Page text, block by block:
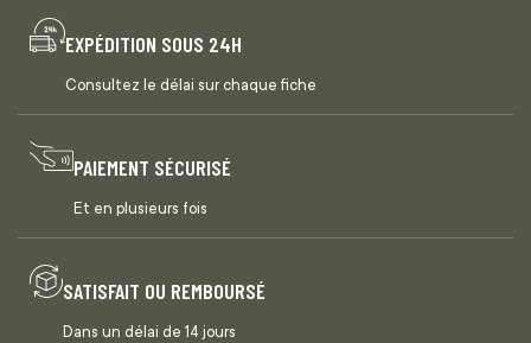
EXPÉDITION SOUS 24H
Consultez le délai sur chaque fiche
PAIEMENT SÉCURISÉ
Et en plusieurs fois
SATISFAIT OU REMBOURSÉ
Dans un délai de 14 jours